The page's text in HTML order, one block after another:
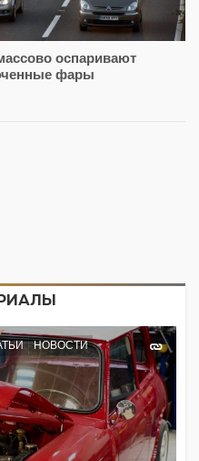
оспаривают
фары
НОВОСТИ